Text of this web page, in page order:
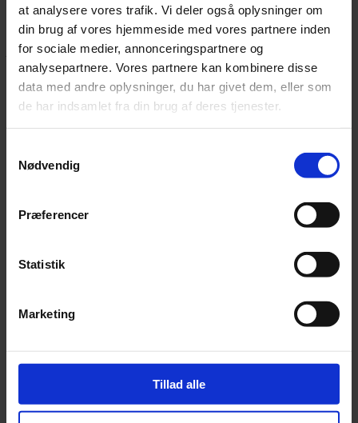
at analysere vores trafik. Vi deler også oplysninger om
din brug af vores hjemmeside med vores partnere inden
for sociale medier, annonceringspartnere og
analysepartnere. Vores partnere kan kombinere disse
data med andre oplysninger, du har givet dem, eller som
de har indsamlet fra din brug af deres tjenester.
Nødvendig
Præferencer
Statistik
Marketing
Tillad alle
GRAKOM medvirker i øvrigt til at udvikle relevante, valgfri
specialefag på uddannelserne. FxEmballage – design og
produktionfra mediegrafikeruddannelsen.
Hvis du søger svar på et konkret spørgsmål, så kan du søge mere
viden i vidensbanken.
Bliv klogere